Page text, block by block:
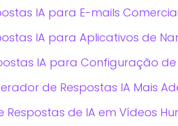
IA para E-mails
IA para Aplicativos de
IA para Configuração
de Respostas IA Mais
Respostas de IA em Vídeos